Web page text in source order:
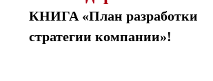
КНИГА «План разработки
стратегии компании»!